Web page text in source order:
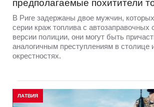
предполагаемые похитители
В Риге задержаны двое мужчин,
серии краж топлива с автозаправочных
версии полиции, они могут быть
аналогичным преступлениям в столице
окрестностях.
ЛАТВИЯ